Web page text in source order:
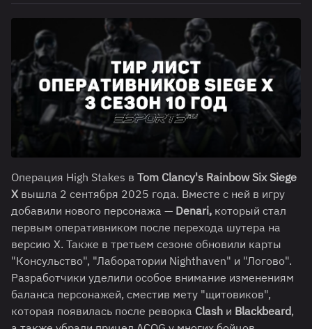
Операция High Stakes в Tom Clancy's Rainbow Six Siege
X вышла 2 сентября 2025 года. Вместе с ней в игру
добавили нового персонажа — Denari, который стал
первым оперативником после перехода шутера на
версию Х. Также в третьем сезоне обновили карты
"Консульство", "Лаборатории Nighthaven" и "Логово".
Разработчики уделили особое внимание изменениям
баланса персонажей, сместив мету "щитовиков",
которая появилась после реворка Clash и Blackbeard,